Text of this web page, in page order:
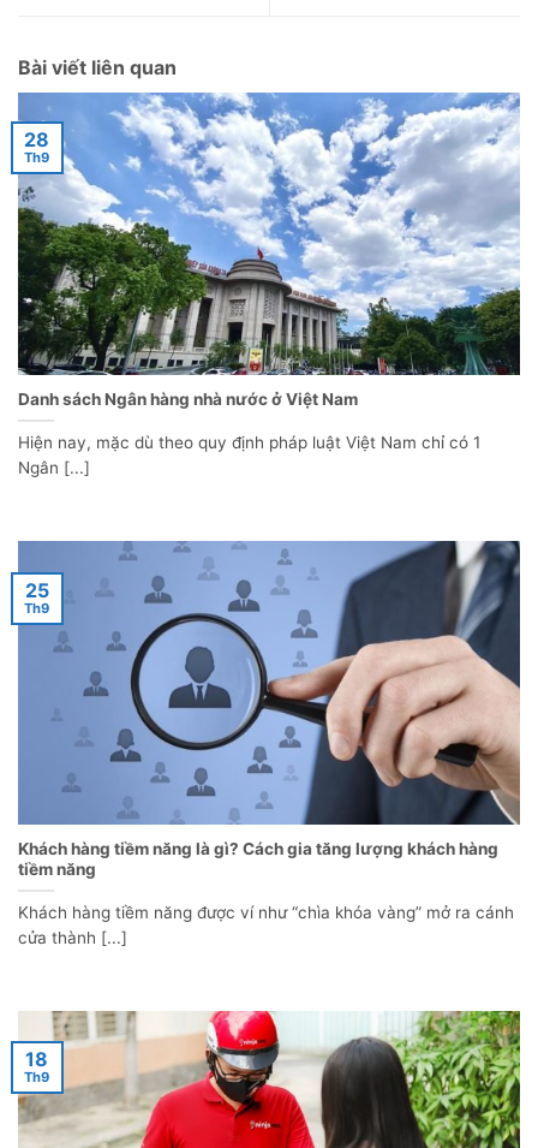
Bài viết liên quan
Danh sách Ngân hàng nhà nước ở Việt Nam
Hiện nay, mặc dù theo quy định pháp luật Việt Nam chỉ có 1
Ngân [...]
28
Th9
Khách hàng tiềm năng là gì? Cách gia tăng lượng khách hàng
tiềm năng
Khách hàng tiềm năng được ví như “chìa khóa vàng” mở ra cánh
cửa thành [...]
25
Th9
18
Th9